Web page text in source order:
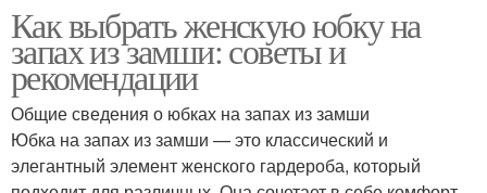
Как выбрать женскую юбку на
запах из замши: советы и
рекомендации
Общие сведения о юбках на запах из замши
Юбка на запах из замши — это классический и
элегантный элемент женского гардероба, который